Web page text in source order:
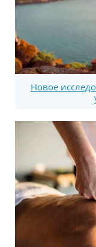
Новое